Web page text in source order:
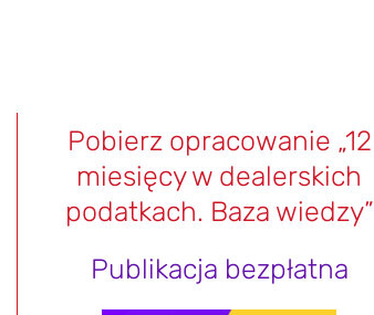
Pobierz opracowanie „12
miesięcy w dealerskich
podatkach. Baza wiedzy”
Publikacja bezpłatna